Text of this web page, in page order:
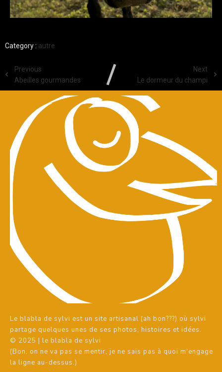
Category : autre
Previous
Abeilles gourmandes
Next
Le dormeur du champi
Le blabla de sylvi est un site artisanal (ah bon???) où sylvi
partage quelques unes de ses photos, histoires et idées.
© 2025 | le blabla de sylvi
(Bon, on ne va pas se mentir, je ne sais pas à quoi m'engage
la ligne au-dessus.)